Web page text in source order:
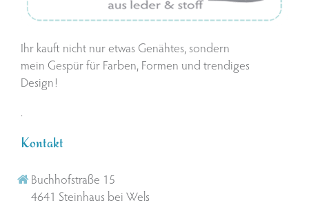
Ihr kauft nicht nur etwas Genähtes, sondern
mein Gespür für Farben, Formen und trendiges
Design!
.
Kontakt
Buchhofstraße 15
4641 Steinhaus bei Wels